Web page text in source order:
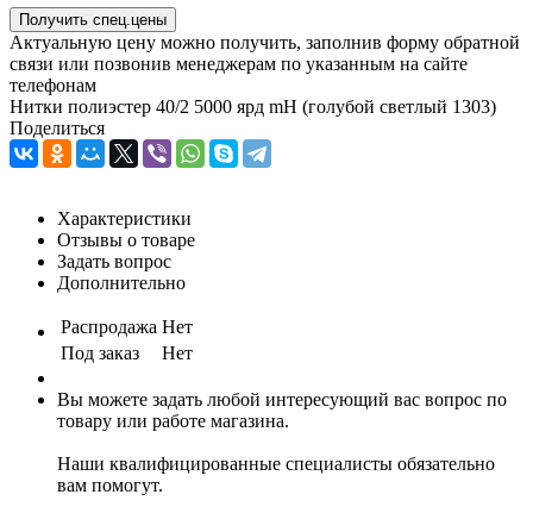
Получить спец.цены
Актуальную цену можно получить, заполнив форму обратной
связи или позвонив менеджерам по указанным на сайте
телефонам
Нитки полиэстер 40/2 5000 ярд mH (голубой светлый 1303)
Поделиться
Характеристики
Отзывы о товаре
Задать вопрос
Дополнительно
Распродажа Нет
Под заказ
Нет
Вы можете задать любой интересующий вас вопрос по
товару или работе магазина.
Наши квалифицированные специалисты обязательно
вам помогут.